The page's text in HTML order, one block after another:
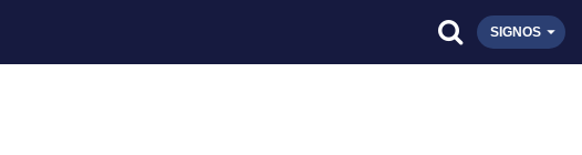
SIGNOS